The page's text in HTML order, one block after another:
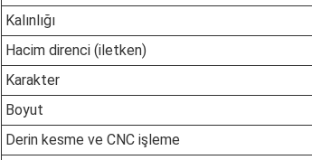
Kalınlığı
Hacim direnci (iletken)
Karakter
Boyut
Derin kesme ve CNC işleme